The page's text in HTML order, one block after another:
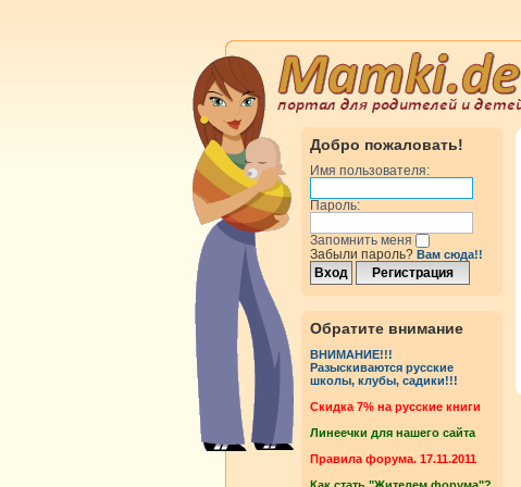
Добро пожаловать!
Имя пользователя:
Пароль:
Запомнить меня
Забыли пароль? Вам сюда!!
Обратите внимание
ВНИМАНИЕ!!!
Разыскиваются русские
школы, клубы, садики!!!
Cкидка 7% на русские книги
Линеечки для нашего сайта
Правила форума. 17.11.2011